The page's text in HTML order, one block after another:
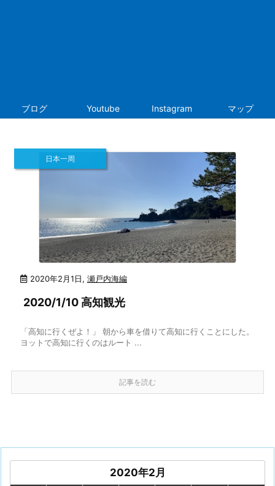
ブログ Youtube Instagram マップ
2020年2月1日
日本一周
, 瀬戸内海編
2020/1/10 高知観光
「高知に行くぜよ！」 朝から車を借りて高知に行くことにした。
ヨットで高知に行くのはルート ...
記事を読む
2020年2月